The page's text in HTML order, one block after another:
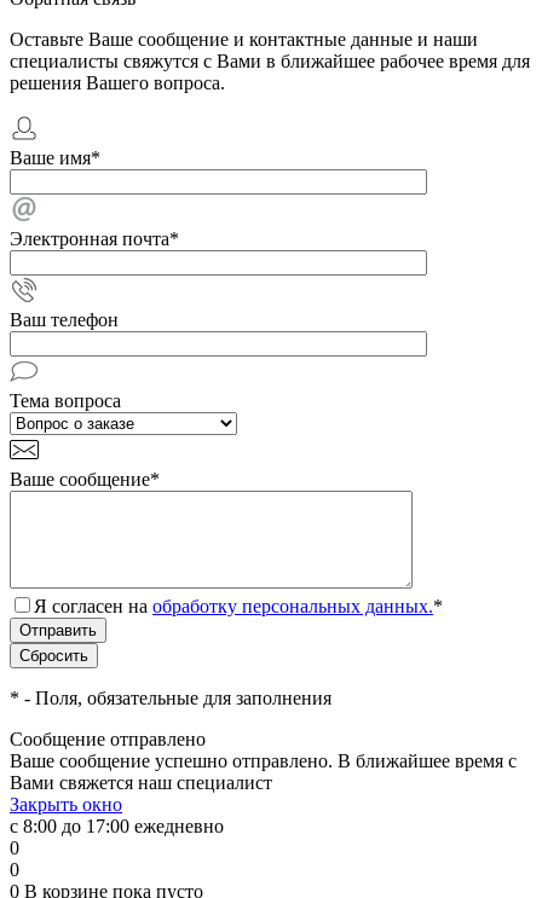
Оставьте Ваше сообщение и контактные данные и наши
специалисты свяжутся с Вами в ближайшее рабочее время для
решения Вашего вопроса.
Ваше имя*
Электронная почта*
Ваш телефон
Тема вопроса
Ваше сообщение*
Я согласен на обработку персональных данных.*
* - Поля, обязательные для заполнения
Сообщение отправлено
Ваше сообщение успешно отправлено. В ближайшее время с
Вами свяжется наш специалист
Закрыть окно
с 8:00 до 17:00 ежедневно
0
0
0 В корзине пока пусто